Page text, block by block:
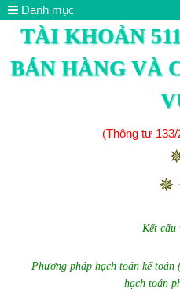
Danh mục
TÀI KHOẢN
BÁN HÀNG VÀ
(Thông tư
✵
Kết cấu
Phương pháp hạch toán kế
hạch toán